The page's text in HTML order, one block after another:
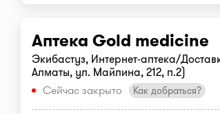
Аптека Gold medicine
Экибастуз, Интернет-аптека/
Алматы, ул. Майлина, 212, п.2)
Сейчас закрыто
Как добраться?